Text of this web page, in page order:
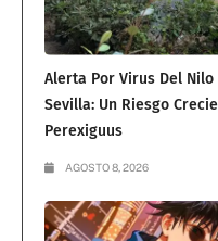
Alerta Por Virus Del Nilo
Sevilla: Un Riesgo
Perexiguus
AGOSTO 8, 2026